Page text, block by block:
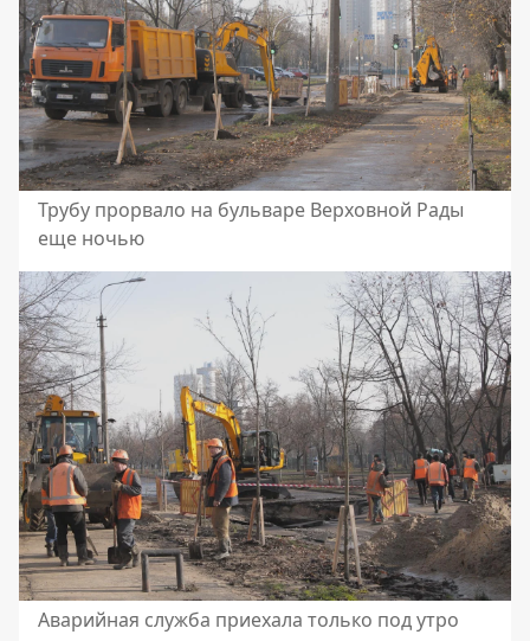
Трубу прорвало на бульваре Верховной Рады
еще ночью
Аварийная служба приехала только под утро